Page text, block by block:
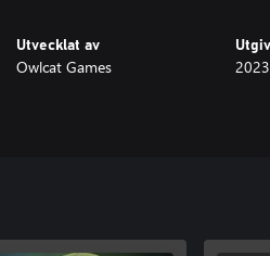
Utvecklat av
Owlcat Games